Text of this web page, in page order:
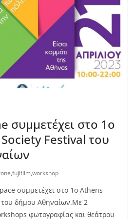
συμμετέχει στο 1ο
Festival του
,fujifilm,workshop
συμμετέχει στο 1ο Athens
του δήμου Αθηναίων.Με 2
φωτογραφίας και θεάτρου